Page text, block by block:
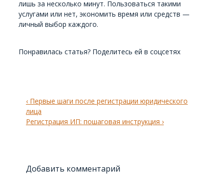
лишь за несколько минут. Пользоваться такими
услугами или нет, экономить время или средств —
личный выбор каждого.
Понравилась статья? Поделитесь ей в соцсетях
Навигация
по
записям
Previous
Post
is
‹ Первые шаги после регистрации юридического
лица
Next
Регистрация ИП: пошаговая инструкция ›
Добавить комментарий